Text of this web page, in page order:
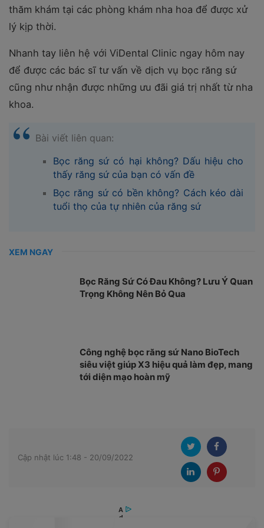
thăm khám tại các phòng khám nha hoa để được xử
lý kịp thời.
Nhanh tay liên hệ với ViDental Clinic ngay hôm nay
để được các bác sĩ tư vấn về dịch vụ bọc răng sứ
cũng như nhận được những ưu đãi giá trị nhất từ nha
khoa.
Bài viết liên quan:
Bọc răng sứ có hại không? Dấu hiệu cho
thấy răng sứ của bạn có vấn đề
Bọc răng sứ có bền không? Cách kéo dài
tuổi thọ của tự nhiên của răng sứ
XEM NGAY
Bọc Răng Sứ Có Đau Không? Lưu Ý Quan
Trọng Không Nên Bỏ Qua
Công nghệ bọc răng sứ Nano BioTech
siêu việt giúp X3 hiệu quả làm đẹp, mang
tới diện mạo hoàn mỹ
Cập nhật lúc 1:48 - 20/09/2022